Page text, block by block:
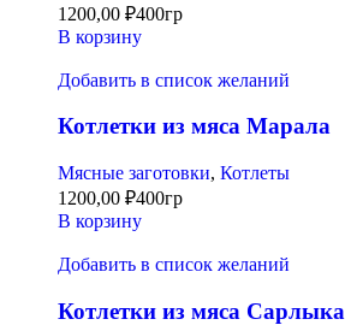
1200,00 ₽400гр
В корзину
Добавить в список желаний
Котлетки из мяса Марала
Мясные заготовки, Котлеты
1200,00 ₽400гр
В корзину
Добавить в список желаний
Котлетки из мяса Сарлыка